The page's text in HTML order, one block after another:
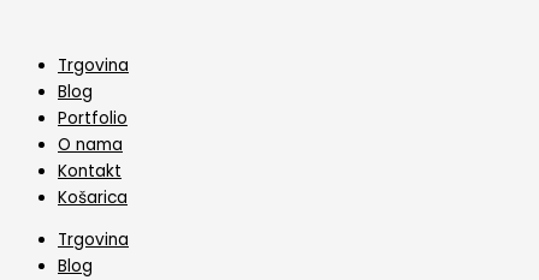
contentTrgovina
Blog
Portfolio
O nama
Kontakt
Košarica
Trgovina
Blog
Tortu
Twenty
Two
količina